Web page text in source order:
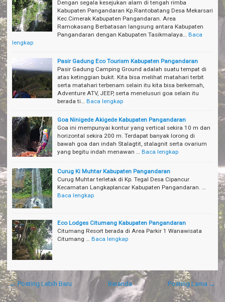
Dengan segala kesejukan alam di tengah rimba
Kabupaten Pangandaran Kp.Rantobatang Desa Mekarsari
Kec.Cimerak Kabupaten Pangandaran. Area
Ramokasang Berbatasan langsung antara Kabupaten
Pangandaran dengan Kabupaten Tasikmalaya…
Baca
lengkap
Pasir Gadung Eco Tourism Kabupaten Pangandaran
Pasir Gadung Camping Ground adalah suatu tempat di
atas ketinggian bukit. Kita bisa melihat matahari terbit
serta matahari terbenam selain itu kita bisa berkemah,
Adventure ATV, JEEP, serta menelusuri goa selain itu
berada ti…
Baca lengkap
Goa Ninigede Akigede Kabupaten Pangandaran
Goa ini mempunyai kontur yang vertical sekira 10 m dan
horizontal sekira 200 m. Terdapat banyak lorong di
bawah goa dan indah Stalagtit, stalagnit serta ovarium
yang begitu indah menawan …
Baca lengkap
Curug Ki Muhtar Kabupaten Pangandaran
Curug Muhtar terletak di Kp. Tegal Desa Cipancur
Kecamatan Langkaplancar Kabupaten Pangandaran. …
Baca lengkap
Eco Lodges Citumang Kabupaten Pangandaran
Citumang Resort berada di Area Parkir 1 Wanawisata
Citumang …
Baca lengkap
← Posting Lebih Baru Posting Lama →
Beranda